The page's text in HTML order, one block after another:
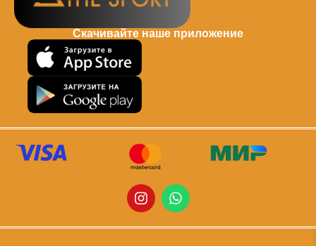
Скачивайте наше приложение